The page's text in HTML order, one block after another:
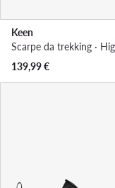
Keen
139,99€